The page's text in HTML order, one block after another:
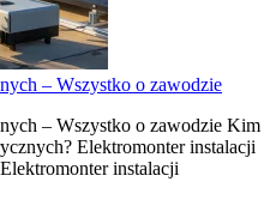
– Wszystko o zawodzie
– Wszystko o zawodzie Kim
Elektromonter instalacji
instalacji